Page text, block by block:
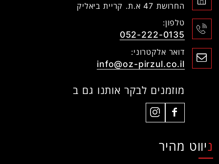
החרושת 47 א.ת. קריית ביאליק
טלפון:
052-222-0135
דואר אלקטרוני:
info@oz-pirzul.co.il
מוזמנים לבקר אותנו גם ב
ניווט מהיר